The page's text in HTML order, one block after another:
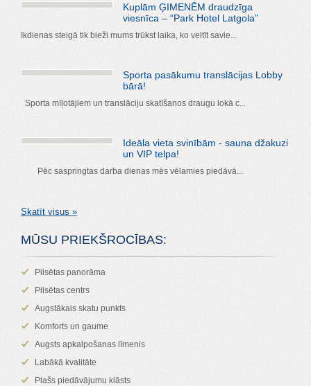
Kuplām ĢIMENĒM draudzīga
viesnīca – “Park Hotel Latgola”
Ikdienas steigā tik bieži mums trūkst laika, ko veltīt savie...
Sporta pasākumu translācijas Lobby
bārā!
Sporta mīļotājiem un translāciju skatīšanos draugu lokā c...
Ideāla vieta svinībām - sauna džakuzi
un VIP telpa!
Pēc saspringtas darba dienas mēs vēlamies piedāvā...
Skatīt visus »
MŪSU PRIEKŠROCĪBAS:
Pilsētas panorāma
Pilsētas centrs
Augstākais skatu punkts
Komforts un gaume
Augsts apkalpošanas līmenis
Labākā kvalitāte
Plašs piedāvājumu klāsts